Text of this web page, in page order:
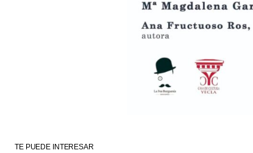
TE PUEDE INTERESAR